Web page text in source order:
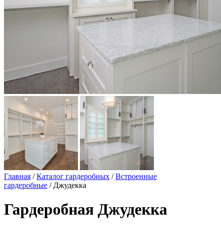
Главная /Каталог гардеробных /Встроенные
гардеробные / Джудекка
Гардеробная Джудекка